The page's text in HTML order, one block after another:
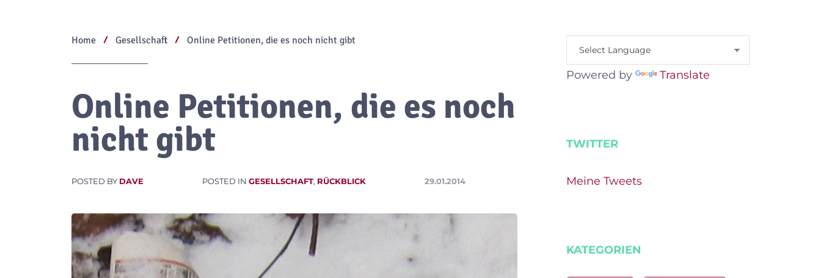
Home Gesellschaft Online Petitionen, die es noch nicht gibt
Online Petitionen, die es noch
nicht gibt
POSTED BY DAVE POSTED IN GESELLSCHAFT, RÜCKBLICK 29.01.2014
Powered by Translate
TWITTER
Meine Tweets
KATEGORIEN